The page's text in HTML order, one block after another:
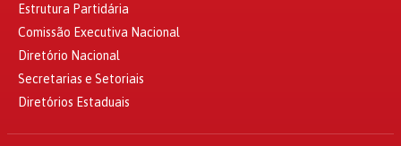
Estrutura Partidária
Comissão Executiva Nacional
Diretório Nacional
Secretarias e Setoriais
Diretórios Estaduais